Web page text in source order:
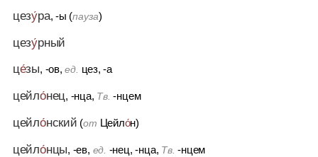
цезу́ра, -ы (пауза)
цезу́рный
це́зы, -ов,ед. цез, -а
цейло́нец, -нца, Тв. -нцем
цейло́нский (от Цейло́н)
цейло́нцы, -ев, ед. -нец, -нца, Тв. -нцем